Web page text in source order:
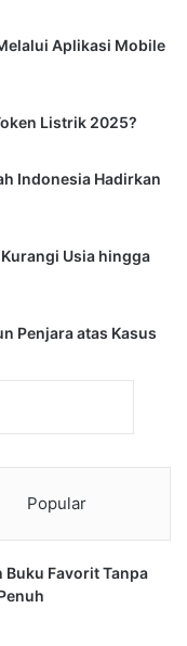
Aplikasi Mobile
Listrik 2025?
Indonesia Hadirkan
Usia hingga
Penjara atas Kasus
Popular
Favorit Tanpa